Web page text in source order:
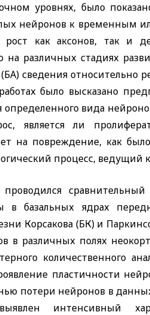
уровнях, было
нейронов к временным
рост как аксонов, так и
на различных стадиях
сведения относительно
было высказано
определенного вида
является ли
на повреждение, как
процесс, ведущий
в базальных ядрах
Корсакова (БК) и
в различных полях
количественного
пластичности
потери нейронов в
интенсивный